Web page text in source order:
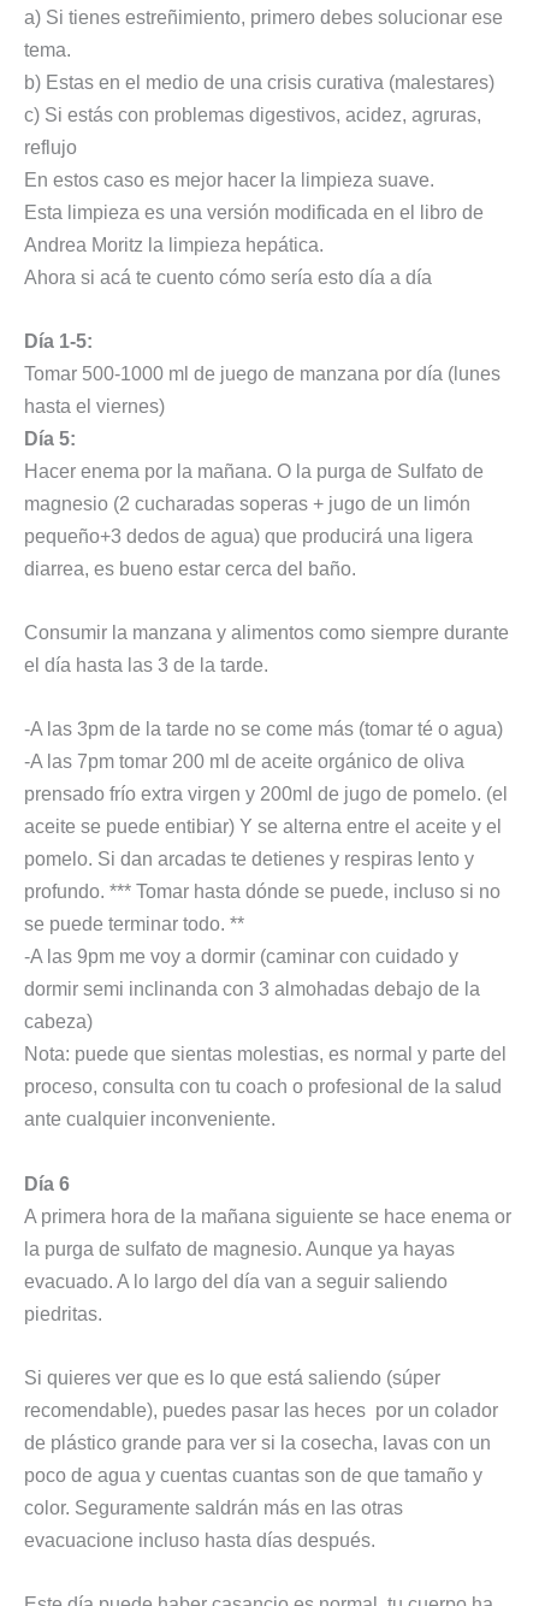
a) Si tienes estreñimiento, primero debes solucionar ese
tema.
b) Estas en el medio de una crisis curativa (malestares)
c) Si estás con problemas digestivos, acidez, agruras,
reflujo
En estos caso es mejor hacer la limpieza suave.
Esta limpieza es una versión modificada en el libro de
Andrea Moritz la limpieza hepática.
Ahora si acá te cuento cómo sería esto día a día
Día 1-5:
Tomar 500-1000 ml de juego de manzana por día (lunes
hasta el viernes)
Día 5:
Hacer enema por la mañana. O la purga de Sulfato de
magnesio (2 cucharadas soperas + jugo de un limón
pequeño+3 dedos de agua) que producirá una ligera
diarrea, es bueno estar cerca del baño.
Consumir la manzana y alimentos como siempre durante
el día hasta las 3 de la tarde.
-A las 3pm de la tarde no se come más (tomar té o agua)
-A las 7pm tomar 200 ml de aceite orgánico de oliva
prensado frío extra virgen y 200ml de jugo de pomelo. (el
aceite se puede entibiar) Y se alterna entre el aceite y el
pomelo. Si dan arcadas te detienes y respiras lento y
profundo. *** Tomar hasta dónde se puede, incluso si no
se puede terminar todo. **
-A las 9pm me voy a dormir (caminar con cuidado y
dormir semi inclinanda con 3 almohadas debajo de la
cabeza)
Nota: puede que sientas molestias, es normal y parte del
proceso, consulta con tu coach o profesional de la salud
ante cualquier inconveniente.
Día 6
A primera hora de la mañana siguiente se hace enema or
la purga de sulfato de magnesio. Aunque ya hayas
evacuado. A lo largo del día van a seguir saliendo
piedritas.
Si quieres ver que es lo que está saliendo (súper
recomendable), puedes pasar las heces por un colador
de plástico grande para ver si la cosecha, lavas con un
poco de agua y cuentas cuantas son de que tamaño y
color. Seguramente saldrán más en las otras
evacuacione incluso hasta días después.